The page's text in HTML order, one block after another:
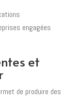
engagées
et
de produire des